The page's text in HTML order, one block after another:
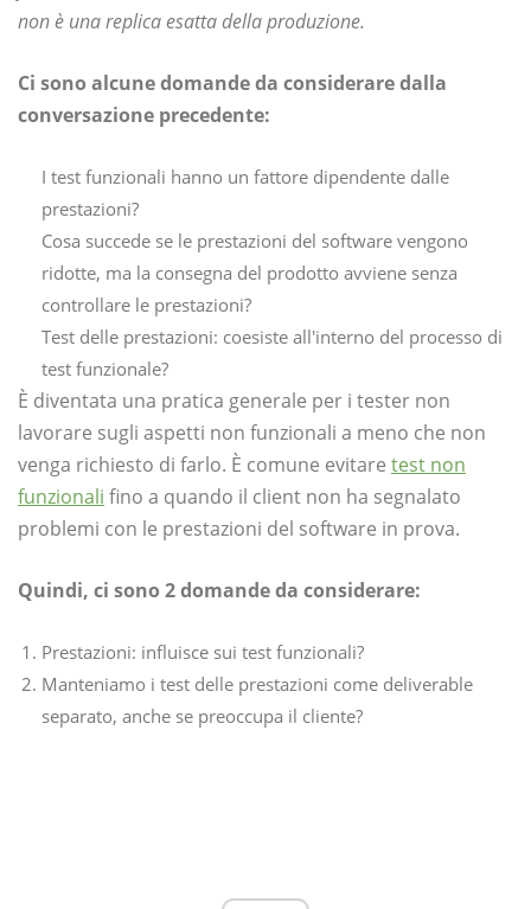
non è una replica esatta della produzione.
Ci sono alcune domande da considerare dalla
conversazione precedente:
I test funzionali hanno un fattore dipendente dalle
prestazioni?
Cosa succede se le prestazioni del software vengono
ridotte, ma la consegna del prodotto avviene senza
controllare le prestazioni?
Test delle prestazioni: coesiste all'interno del processo di
test funzionale?
È diventata una pratica generale per i tester non
lavorare sugli aspetti non funzionali a meno che non
venga richiesto di farlo. È comune evitare test non
funzionali fino a quando il client non ha segnalato
problemi con le prestazioni del software in prova.
Quindi, ci sono 2 domande da considerare:
Prestazioni: influisce sui test funzionali?
Manteniamo i test delle prestazioni come deliverable
separato, anche se preoccupa il cliente?